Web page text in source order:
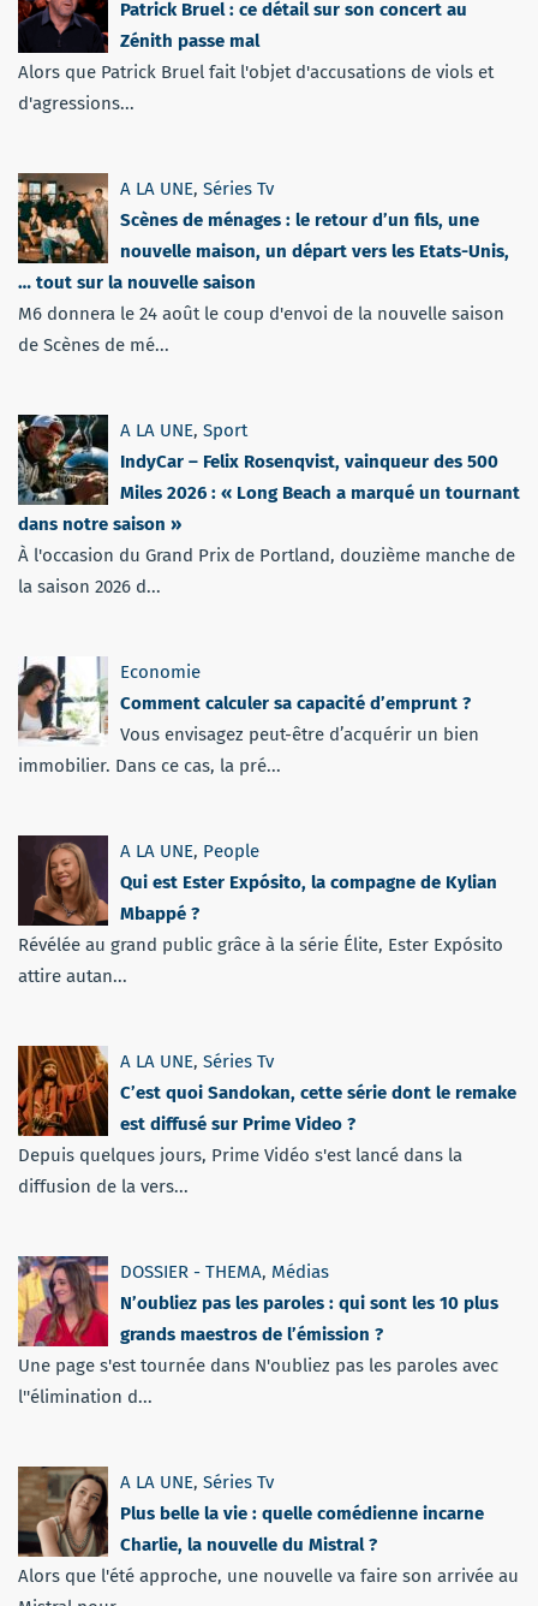
Patrick Bruel : ce détail sur son concert au
Zénith passe mal
Alors que Patrick Bruel fait l'objet d'accusations de viols et
d'agressions...
A LA UNE, Séries Tv
Scènes de ménages : le retour d’un fils, une
nouvelle maison, un départ vers les Etats-Unis,
… tout sur la nouvelle saison
M6 donnera le 24 août le coup d'envoi de la nouvelle saison
de Scènes de mé...
A LA UNE, Sport
IndyCar – Felix Rosenqvist, vainqueur des 500
Miles 2026 : « Long Beach a marqué un tournant
dans notre saison »
À l'occasion du Grand Prix de Portland, douzième manche de
la saison 2026 d...
Economie
Comment calculer sa capacité d’emprunt ?
Vous envisagez peut-être d’acquérir un bien
immobilier. Dans ce cas, la pré...
A LA UNE, People
Qui est Ester Expósito, la compagne de Kylian
Mbappé ?
Révélée au grand public grâce à la série Élite, Ester Expósito
attire autan...
A LA UNE, Séries Tv
C’est quoi Sandokan, cette série dont le remake
est diffusé sur Prime Video ?
Depuis quelques jours, Prime Vidéo s'est lancé dans la
diffusion de la vers...
DOSSIER - THEMA, Médias
N’oubliez pas les paroles : qui sont les 10 plus
grands maestros de l’émission ?
Une page s'est tournée dans N'oubliez pas les paroles avec
l''élimination d...
A LA UNE, Séries Tv
Plus belle la vie : quelle comédienne incarne
Charlie, la nouvelle du Mistral ?
Alors que l'été approche, une nouvelle va faire son arrivée au